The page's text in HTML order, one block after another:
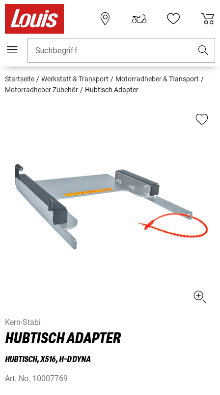
Suchbegriff
Startseite Werkstatt & Transport
Motorradheber & Transport
Motorradheber Zubehör
Hubtisch Adapter
Kern-Stabi
HUBTISCH ADAPTER
HUBTISCH, X516, H-D DYNA
Art. No. 10007769